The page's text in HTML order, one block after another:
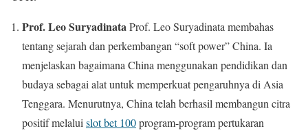
Prof. Leo Suryadinata Prof. Leo Suryadinata membahas
tentang sejarah dan perkembangan “soft power” China. Ia
menjelaskan bagaimana China menggunakan pendidikan dan
budaya sebagai alat untuk memperkuat pengaruhnya di Asia
Tenggara. Menurutnya, China telah berhasil membangun citra
positif melalui slot bet 100program-program pertukaran